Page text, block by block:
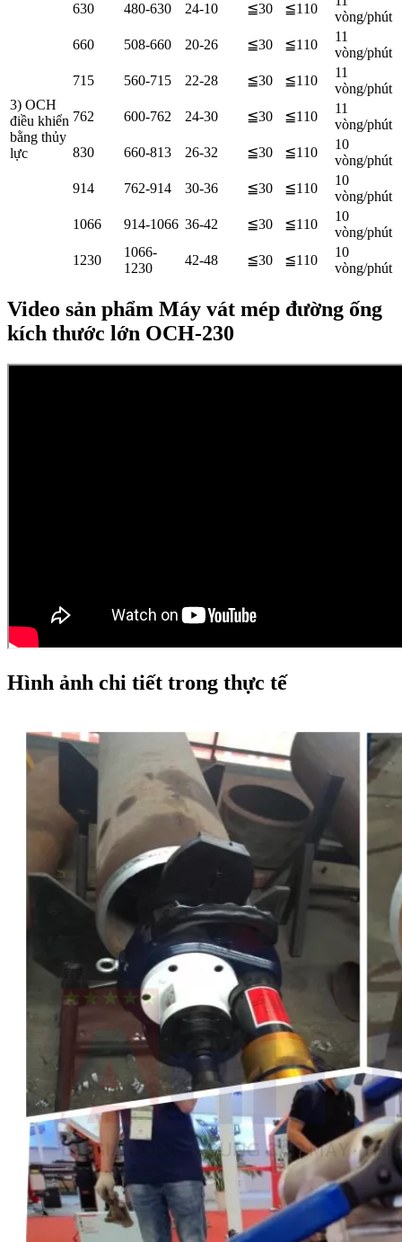
3) OCH
điều khiển
bằng thủy
lực
630 480-630 24-10 ≦30 ≦110
vòng/phút
660
508-660 20-26 ≦30 ≦110
11
vòng/phút
715
560-715 22-28 ≦30 ≦110
11
vòng/phút
762
600-762 24-30 ≦30 ≦110
11
vòng/phút
830
660-813 26-32 ≦30 ≦110
10
vòng/phút
914
762-914 30-36 ≦30 ≦110
10
vòng/phút
1066
914-1066 36-42 ≦30 ≦110
10
vòng/phút
1230
1066-
1230
42-48 ≦30 ≦110
10
vòng/phút
Video sản phẩm Máy vát mép đường ống
kích thước lớn OCH-230
Hình ảnh chi tiết trong thực tế